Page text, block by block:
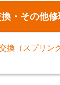
・その他
換（スプリン